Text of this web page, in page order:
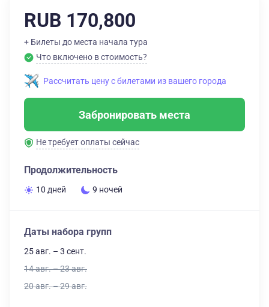
RUB 170,800
+ Билеты до места начала тура
Что включено в стоимость?
Рассчитать цену с билетами из вашего города
Забронировать места
Не требует оплаты сейчас
Продолжительность
10 дней 9 ночей
Даты набора групп
25 авг. – 3 сент.
14 авг. – 23 авг.
20 авг. – 29 авг.